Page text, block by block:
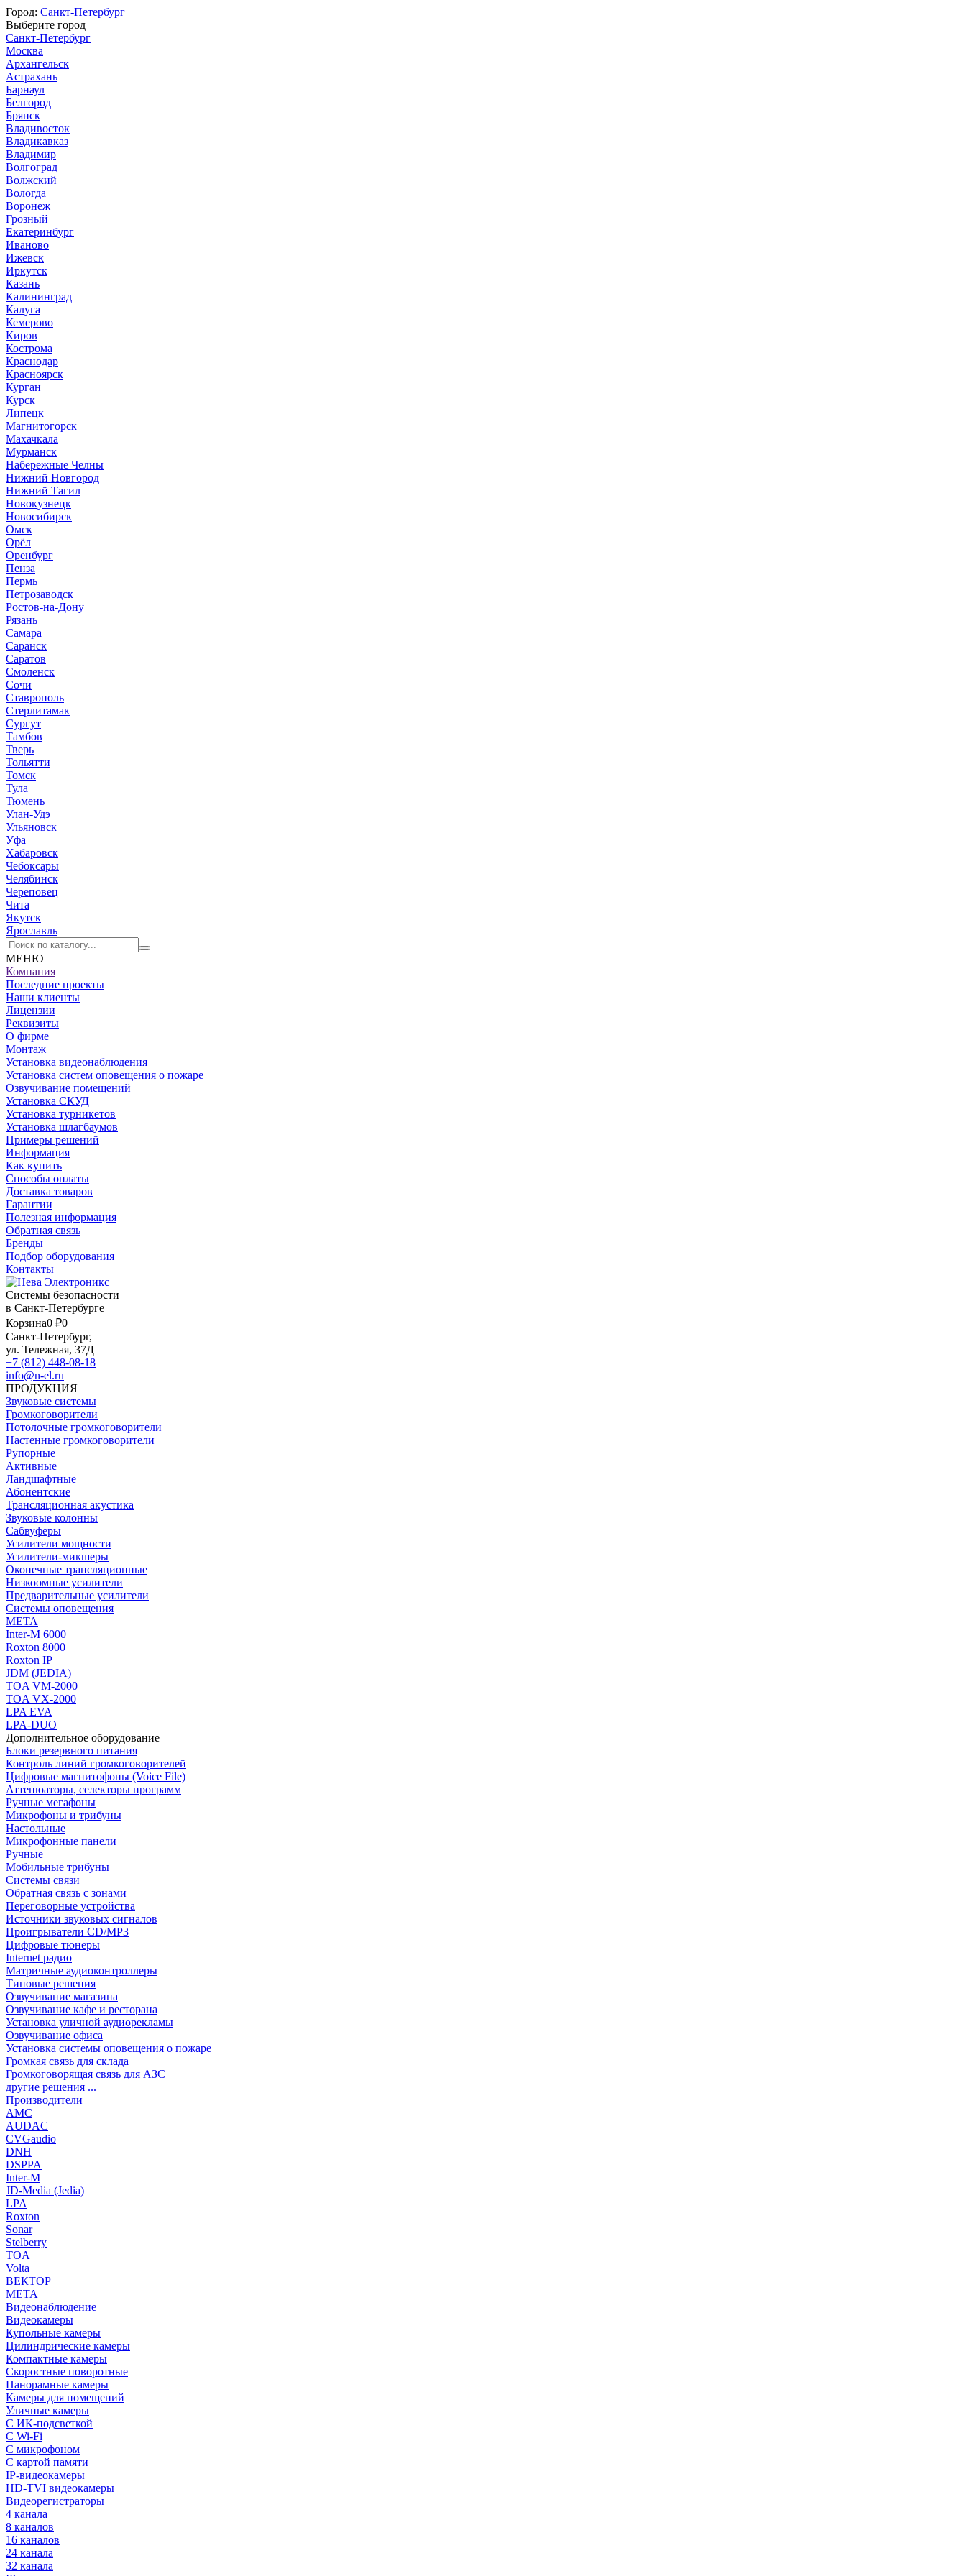
Город: Санкт-Петербург
Выберите город
Санкт-Петербург
Москва
Архангельск
Астрахань
Барнаул
Белгород
Брянск
Владивосток
Владикавказ
Владимир
Волгоград
Волжский
Вологда
Воронеж
Грозный
Екатеринбург
Иваново
Ижевск
Иркутск
Казань
Калининград
Калуга
Кемерово
Киров
Кострома
Краснодар
Красноярск
Курган
Курск
Липецк
Магнитогорск
Махачкала
Мурманск
Набережные Челны
Нижний Новгород
Нижний Тагил
Новокузнецк
Новосибирск
Омск
Орёл
Оренбург
Пенза
Пермь
Петрозаводск
Ростов-на-Дону
Рязань
Самара
Саранск
Саратов
Смоленск
Сочи
Ставрополь
Стерлитамак
Сургут
Тамбов
Тверь
Тольятти
Томск
Тула
Тюмень
Улан-Удэ
Ульяновск
Уфа
Хабаровск
Чебоксары
Челябинск
Череповец
Чита
Якутск
Ярославль
МЕНЮ
Компания
Последние проекты
Наши клиенты
Лицензии
Реквизиты
О фирме
Монтаж
Установка видеонаблюдения
Установка систем оповещения о пожаре
Озвучивание помещений
Установка СКУД
Установка турникетов
Установка шлагбаумов
Примеры решений
Информация
Как купить
Способы оплаты
Доставка товаров
Гарантии
Полезная информация
Обратная связь
Бренды
Подбор оборудования
Контакты
Системы безопасности
в Санкт-Петербурге
Корзина0 ₽0
Санкт-Петербург,
ул. Тележная, 37Д
+7 (812) 448-08-18
info@n-el.ru
ПРОДУКЦИЯ
Звуковые системы
Громкоговорители
Потолочные громкоговорители
Настенные громкоговорители
Рупорные
Активные
Ландшафтные
Абонентские
Трансляционная акустика
Звуковые колонны
Сабвуферы
Усилители мощности
Усилители-микшеры
Оконечные трансляционные
Низкоомные усилители
Предварительные усилители
Системы оповещения
МЕТА
Inter-M 6000
Roxton 8000
Roxton IP
JDM (JEDIA)
TOA VM-2000
TOA VX-2000
LPA EVA
LPA-DUO
Дополнительное оборудование
Блоки резервного питания
Контроль линий громкоговорителей
Цифровые магнитофоны (Voice File)
Аттенюаторы, селекторы программ
Ручные мегафоны
Микрофоны и трибуны
Настольные
Микрофонные панели
Ручные
Мобильные трибуны
Системы связи
Обратная связь с зонами
Переговорные устройства
Источники звуковых сигналов
Проигрыватели CD/MP3
Цифровые тюнеры
Internet радио
Матричные аудиоконтроллеры
Типовые решения
Озвучивание магазина
Озвучивание кафе и ресторана
Установка уличной аудиорекламы
Озвучивание офиса
Установка системы оповещения о пожаре
Громкая связь для склада
Громкоговорящая связь для АЗС
другие решения ...
Производители
AMC
AUDAC
CVGaudio
DNH
DSPPA
Inter-M
JD-Media (Jedia)
LPA
Roxton
Sonar
Stelberry
TOA
Volta
ВЕКТОР
МЕТА
Видеонаблюдение
Видеокамеры
Купольные камеры
Цилиндрические камеры
Компактные камеры
Скоростные поворотные
Панорамные камеры
Камеры для помещений
Уличные камеры
С ИК-подсветкой
С Wi-Fi
С микрофоном
С картой памяти
IP-видеокамеры
HD-TVI видеокамеры
Видеорегистраторы
4 канала
8 каналов
16 каналов
24 канала
32 канала